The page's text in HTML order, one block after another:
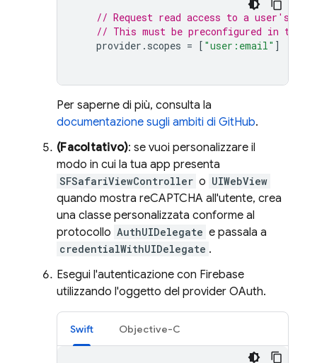
// Request read access to a user's
// This must be preconfigured in the
provider . scopes = [ "user:email" ]
Per saperne di più, consulta la
documentazione sugli ambiti di GitHub.
(Facoltativo): se vuoi personalizzare il
modo in cui la tua app presenta
SFSafariViewController o UIWebView
quando mostra reCAPTCHA all'utente, crea
una classe personalizzata conforme al
protocollo AuthUIDelegate e passala a
credentialWithUIDelegate .
Esegui l'autenticazione con Firebase
utilizzando l'oggetto del provider OAuth.
Swift Objective-C